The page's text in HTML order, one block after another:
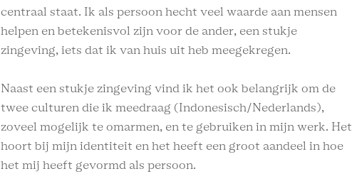
centraal staat. Ik als persoon hecht veel waarde aan mensen
helpen en betekenisvol zijn voor de ander, een stukje
zingeving, iets dat ik van huis uit heb meegekregen.
Naast een stukje zingeving vind ik het ook belangrijk om de
twee culturen die ik meedraag (Indonesisch/Nederlands),
zoveel mogelijk te omarmen, en te gebruiken in mijn werk. Het
hoort bij mijn identiteit en het heeft een groot aandeel in hoe
het mij heeft gevormd als persoon.